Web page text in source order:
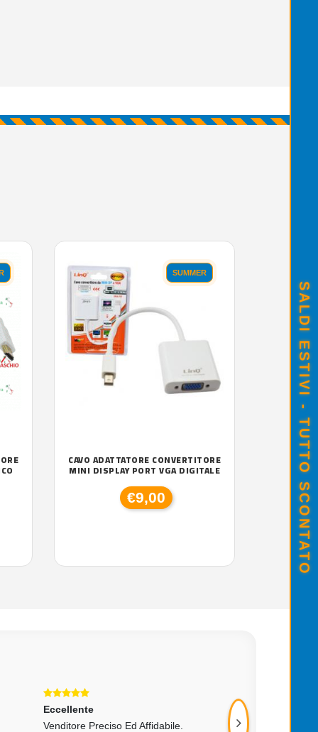
SUMMER
CAVO ADATTATORE CONVERTITORE
MINI DISPLAY PORT VGA DIGITALE
€9,00
Eccellente
Venditore Preciso Ed Affidabile.
Eccellente
Perfetto! Oggetto
SALDI ESTIVI - TUTTO SCONTATO